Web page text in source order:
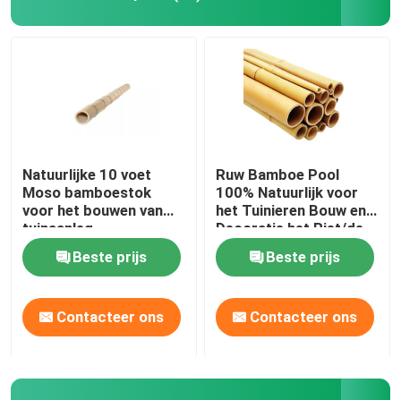
Moso bamboe paal
Decoratief bamboe hek
Eenmalige bamboeslammen
Bamboe potdeksel
Natuurlijke 10 voet
Moso bamboestok
voor het bouwen van
tuinaanleg
Beste prijs
Contacteer ons
Ruw Bamboe Pool
100% Natuurlijk voor
het Tuinieren Bouw en
Decoratie het Riet/de
Staken van het
Hoogste
Kwaliteitsbamboe
Beste prijs
Contacteer ons